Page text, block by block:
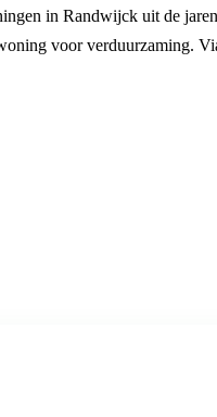
in Randwijck uit de
voor verduurzaming.